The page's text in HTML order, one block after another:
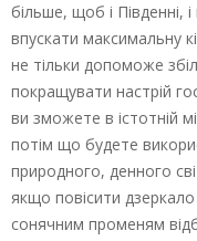
більше, щоб і Південні, і
впускати максимальну
не тільки допоможе
покращувати настрій
ви зможете в істотній
потім що будете
природного, денного
якщо повісити
сонячним променям